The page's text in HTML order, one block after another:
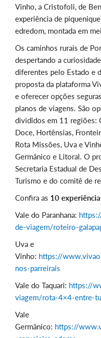
Vinho, a Cristofoli, de
experiência de
edredom, montada em
Os caminhos rurais de
despertando a
diferentes pelo Estado e
proposta da plataforma
e oferecer opções
planos de viagens. São
divididos em 11 regiões:
Doce, Hortênsias,
Rota Missões, Uva e
Germânico e Litoral. O
Secretaria Estadual de
Turismo e do comitê de
Confira as 10
Vale do Paranhana:
de-viagem/roteiro-
Uva e
Vinho: https://
nos-parreirais
Vale do Taquari: https://
viagem/rota-4×4-entre-
Vale
Germânico: https://